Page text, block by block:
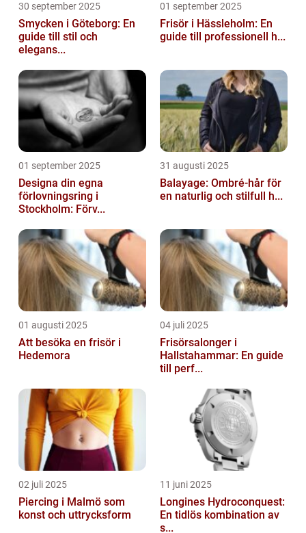
30 september 2025
Smycken i Göteborg: En
guide till stil och
elegans...
01 september 2025
Frisör i Hässleholm: En
guide till professionell h...
01 september 2025
Designa din egna
förlovningsring i
Stockholm: Förv...
31 augusti 2025
Balayage: Ombré-hår för
en naturlig och stilfull h...
01 augusti 2025
Att besöka en frisör i
Hedemora
04 juli 2025
Frisörsalonger i
Hallstahammar: En guide
till perf...
02 juli 2025
Piercing i Malmö som
konst och uttrycksform
11 juni 2025
Longines Hydroconquest:
En tidlös kombination av
s...